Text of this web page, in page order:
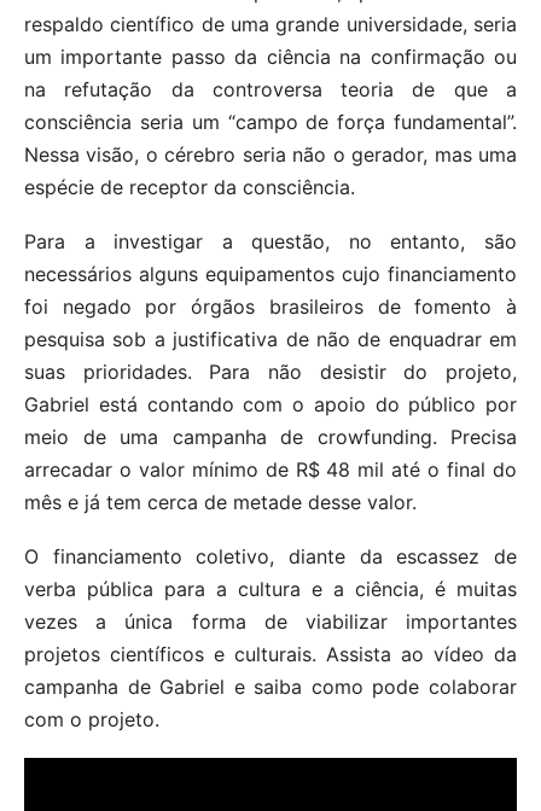
respaldo científico de uma grande universidade, seria
um importante passo da ciência na confirmação ou
na refutação da controversa teoria de que a
consciência seria um “campo de força fundamental”.
Nessa visão, o cérebro seria não o gerador, mas uma
espécie de receptor da consciência.
Para a investigar a questão, no entanto, são
necessários alguns equipamentos cujo financiamento
foi negado por órgãos brasileiros de fomento à
pesquisa sob a justificativa de não de enquadrar em
suas prioridades. Para não desistir do projeto,
Gabriel está contando com o apoio do público por
meio de uma campanha de crowfunding. Precisa
arrecadar o valor mínimo de R$ 48 mil até o final do
mês e já tem cerca de metade desse valor.
O financiamento coletivo, diante da escassez de
verba pública para a cultura e a ciência, é muitas
vezes a única forma de viabilizar importantes
projetos científicos e culturais. Assista ao vídeo da
campanha de Gabriel e saiba como pode colaborar
com o projeto.